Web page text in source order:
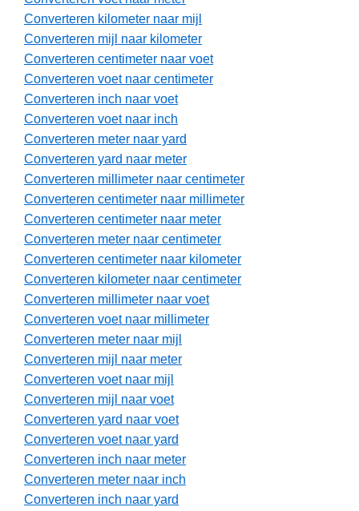
Converteren kilometer naar mijl
Converteren mijl naar kilometer
Converteren centimeter naar voet
Converteren voet naar centimeter
Converteren inch naar voet
Converteren voet naar inch
Converteren meter naar yard
Converteren yard naar meter
Converteren millimeter naar centimeter
Converteren centimeter naar millimeter
Converteren centimeter naar meter
Converteren meter naar centimeter
Converteren centimeter naar kilometer
Converteren kilometer naar centimeter
Converteren millimeter naar voet
Converteren voet naar millimeter
Converteren meter naar mijl
Converteren mijl naar meter
Converteren voet naar mijl
Converteren mijl naar voet
Converteren yard naar voet
Converteren voet naar yard
Converteren inch naar meter
Converteren meter naar inch
Converteren inch naar yard